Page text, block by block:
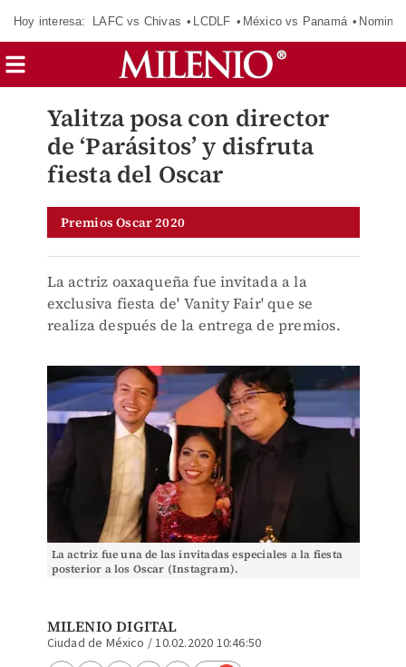
Hoy interesa: LAFC vs Chivas LCDLF México vs Panamá
Yalitza posa con director
de ‘Parásitos’ y disfruta
fiesta del Oscar
Premios Oscar 2020
La actriz oaxaqueña fue invitada a la
exclusiva fiesta de' Vanity Fair' que se
realiza después de la entrega de premios.
La actriz fue una de las invitadas especiales a la fiesta
posterior a los Oscar (Instagram).
MILENIO DIGITAL
Ciudad de México /10.02.2020 10:46:50